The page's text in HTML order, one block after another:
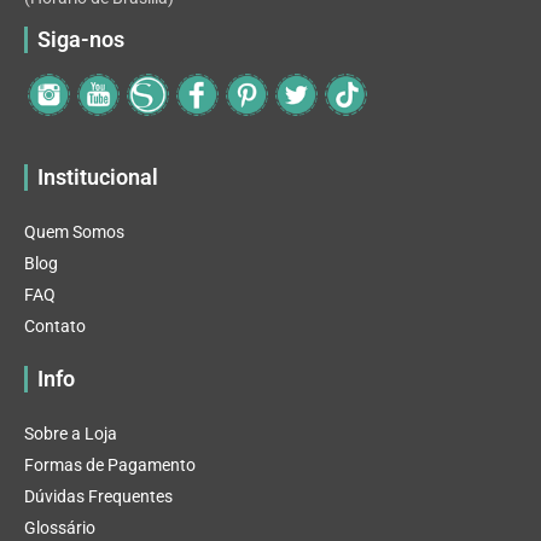
Siga-nos
Institucional
Quem Somos
Blog
FAQ
Contato
Info
Sobre a Loja
Formas de Pagamento
Dúvidas Frequentes
Glossário